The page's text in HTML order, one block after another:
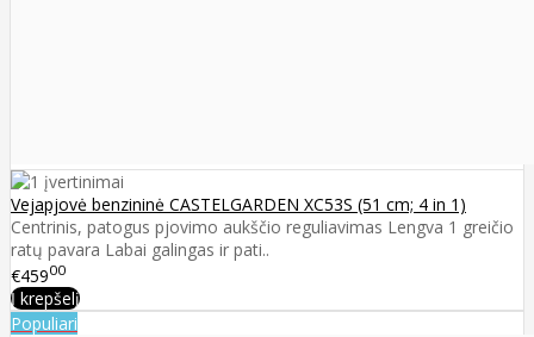
Vejapjovė benzininė CASTELGARDEN XC53S (51 cm; 4 in 1)
Centrinis, patogus pjovimo aukščio reguliavimas Lengva 1 greičio
ratų pavara Labai galingas ir pati..
€45900
Į krepšelį
Populiari